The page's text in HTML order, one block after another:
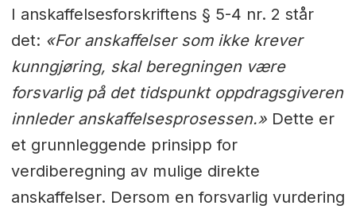
I anskaffelsesforskriftens § 5-4 nr. 2 står
det: «For anskaffelser som ikke krever
kunngjøring, skal beregningen være
forsvarlig på det tidspunkt oppdragsgiveren
innleder anskaffelsesprosessen.»Dette er
et grunnleggende prinsipp for
verdiberegning av mulige direkte
anskaffelser. Dersom en forsvarlig vurdering